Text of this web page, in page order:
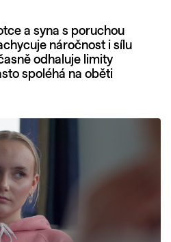
a syna s poruchou
náročnost i sílu
odhaluje limity
spoléhá na oběti